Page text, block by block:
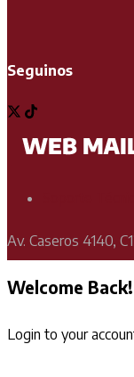
Seguinos
Av. Caseros 4140,
Welcome Back!
Login to your